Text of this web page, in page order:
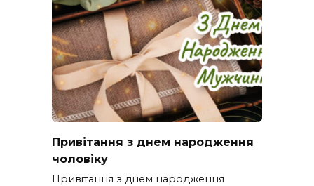
Привітання з днем народження
чоловіку
Привітання з днем народження